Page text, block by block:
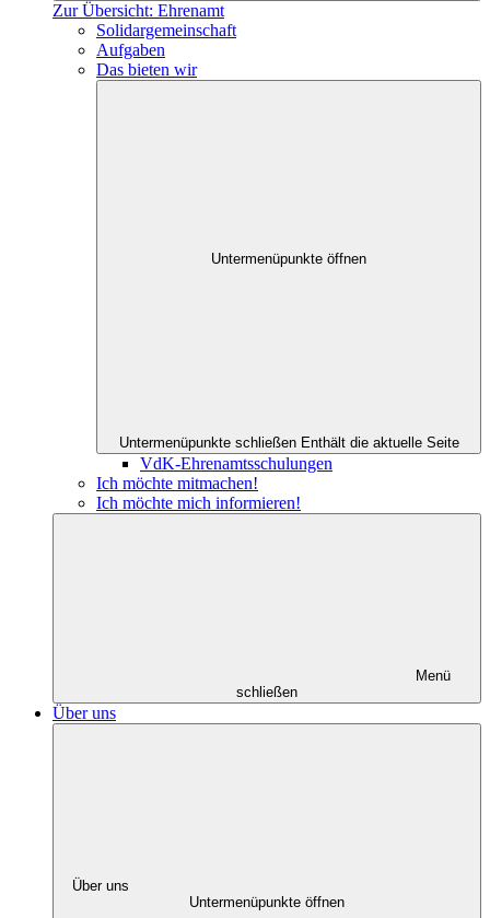
Zur Übersicht: Ehrenamt
Solidargemeinschaft
Aufgaben
Das bieten wir
Untermenüpunkte öffnen
Untermenüpunkte schließen Enthält die aktuelle Seite
VdK-Ehrenamtsschulungen
Ich möchte mitmachen!
Ich möchte mich informieren!
Menü
schließen
Über uns
Über uns
Untermenüpunkte öffnen